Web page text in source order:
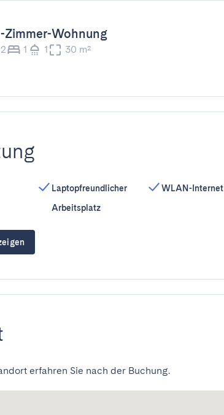
Zimmer-Wohnung
2 1 1 30 m²
Laptopfreundlicher
Arbeitsplatz
WLAN-Internet
erfahren Sie nach der Buchung.